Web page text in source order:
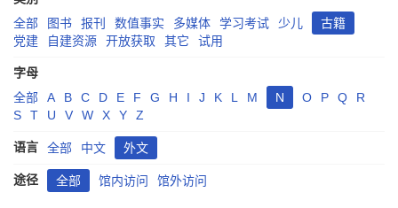
全部
图书 报刊 数值事实 多媒体 学习考试 少儿
古籍
党建
自建资源 开放获取 其它 试用
字母
全部
A B C D E F G H I J K L M N O P Q
R
S
T U V W X Y Z
语言 全部 中文 外文
途径 全部 馆内访问 馆外访问